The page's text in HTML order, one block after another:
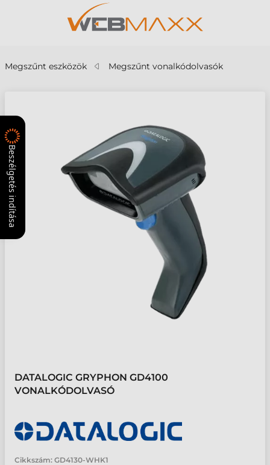
Megszűnt eszközök Megszűnt vonalkódolvasók
DATALOGIC GRYPHON GD4100
VONALKÓDOLVASÓ
Cikkszám: GD4130-WHK1
Beszélgetés indítása